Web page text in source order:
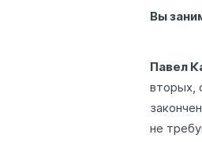
Вы
Павел
вторых,
не